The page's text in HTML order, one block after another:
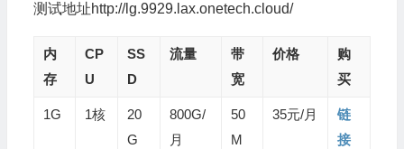
测试地址http://lg.9929.lax.onetech.cloud/
内
存
CP
U
SS
D
流量
带
宽
价格
购
买
1G 1核
20
G
800G/
月
50
M
35元/月
链
接